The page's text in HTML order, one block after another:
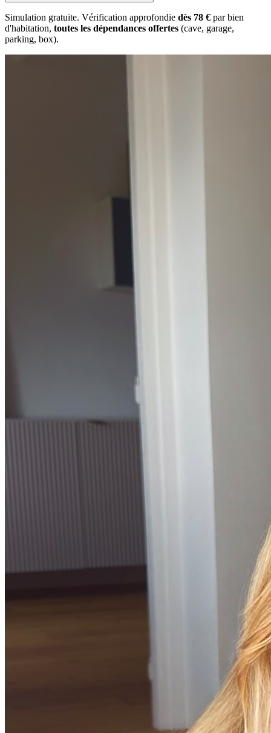
Simulation gratuite. Vérification approfondie dès 78 € par bien
d'habitation, toutes les dépendances offertes (cave, garage,
parking, box).